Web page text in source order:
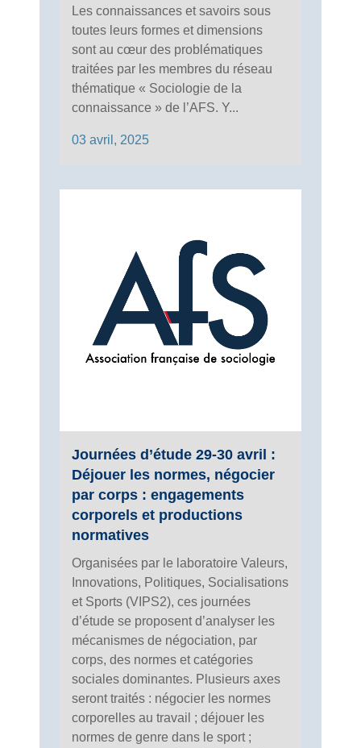
Les connaissances et savoirs sous
toutes leurs formes et dimensions
sont au cœur des problématiques
traitées par les membres du réseau
thématique « Sociologie de la
connaissance » de l’AFS. Y...
03 avril, 2025
Journées d’étude 29-30 avril :
Déjouer les normes, négocier
par corps : engagements
corporels et productions
normatives
Organisées par le laboratoire Valeurs,
Innovations, Politiques, Socialisations
et Sports (VIPS2), ces journées
d’étude se proposent d’analyser les
mécanismes de négociation, par
corps, des normes et catégories
sociales dominantes. Plusieurs axes
seront traités : négocier les normes
corporelles au travail ; déjouer les
normes de genre dans le sport ;